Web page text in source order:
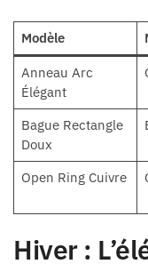
Modèle
Anneau Arc
Élégant
Bague Rectangle
Doux
Open Ring Cuivre
Hiver :